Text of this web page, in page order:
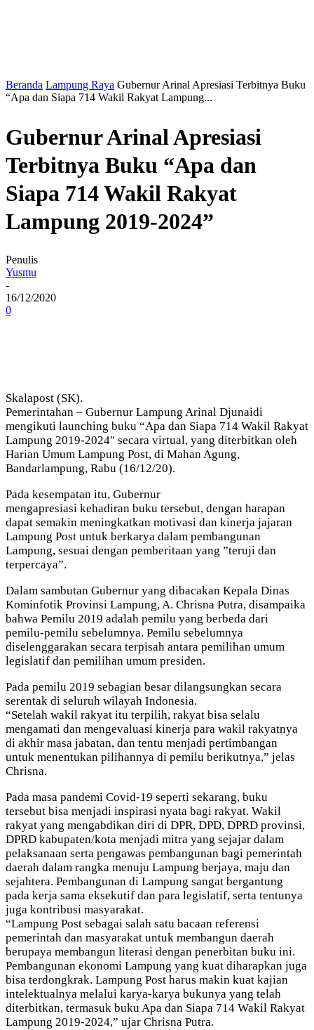
Beranda Lampung Raya Gubernur Arinal Apresiasi Terbitnya Buku
“Apa dan Siapa 714 Wakil Rakyat Lampung...
Gubernur Arinal Apresiasi
Terbitnya Buku “Apa dan
Siapa 714 Wakil Rakyat
Lampung 2019-2024”
Penulis
Yusmu
-
16/12/2020
0
Skalapost (SK).
Pemerintahan – Gubernur Lampung Arinal Djunaidi
mengikuti launching buku “Apa dan Siapa 714 Wakil Rakyat
Lampung 2019-2024″ secara virtual, yang diterbitkan oleh
Harian Umum Lampung Post, di Mahan Agung,
Bandarlampung, Rabu (16/12/20).
Pada kesempatan itu, Gubernur
mengapresiasi kehadiran buku tersebut, dengan harapan
dapat semakin meningkatkan motivasi dan kinerja jajaran
Lampung Post untuk berkarya dalam pembangunan
Lampung, sesuai dengan pemberitaan yang ”teruji dan
terpercaya”.
Dalam sambutan Gubernur yang dibacakan Kepala Dinas
Kominfotik Provinsi Lampung, A. Chrisna Putra, disampaika
bahwa Pemilu 2019 adalah pemilu yang berbeda dari
pemilu-pemilu sebelumnya. Pemilu sebelumnya
diselenggarakan secara terpisah antara pemilihan umum
legislatif dan pemilihan umum presiden.
Pada pemilu 2019 sebagian besar dilangsungkan secara
serentak di seluruh wilayah Indonesia.
“Setelah wakil rakyat itu terpilih, rakyat bisa selalu
mengamati dan mengevaluasi kinerja para wakil rakyatnya
di akhir masa jabatan, dan tentu menjadi pertimbangan
untuk menentukan pilihannya di pemilu berikutnya,” jelas
Chrisna.
Pada masa pandemi Covid-19 seperti sekarang, buku
tersebut bisa menjadi inspirasi nyata bagi rakyat. Wakil
rakyat yang mengabdikan diri di DPR, DPD, DPRD provinsi,
DPRD kabupaten/kota menjadi mitra yang sejajar dalam
pelaksanaan serta pengawas pembangunan bagi pemerintah
daerah dalam rangka menuju Lampung berjaya, maju dan
sejahtera. Pembangunan di Lampung sangat bergantung
pada kerja sama eksekutif dan para legislatif, serta tentunya
juga kontribusi masyarakat.
“Lampung Post sebagai salah satu bacaan referensi
pemerintah dan masyarakat untuk membangun daerah
berupaya membangun literasi dengan penerbitan buku ini.
Pembangunan ekonomi Lampung yang kuat diharapkan juga
bisa terdongkrak. Lampung Post harus makin kuat kajian
intelektualnya melalui karya-karya bukunya yang telah
diterbitkan, termasuk buku Apa dan Siapa 714 Wakil Rakyat
Lampung 2019-2024,” ujar Chrisna Putra.